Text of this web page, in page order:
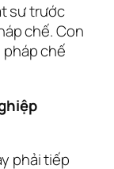
sư trước
chế. Con
chế
phải tiếp